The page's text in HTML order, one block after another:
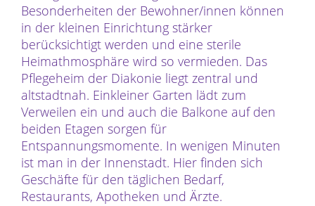
Besonderheiten der Bewohner/innen können
in der kleinen Einrichtung stärker
berücksichtigt werden und eine sterile
Heimathmosphäre wird so vermieden. Das
Pflegeheim der Diakonie liegt zentral und
altstadtnah. Einkleiner Garten lädt zum
Verweilen ein und auch die Balkone auf den
beiden Etagen sorgen für
Entspannungsmomente. In wenigen Minuten
ist man in der Innenstadt. Hier finden sich
Geschäfte für den täglichen Bedarf,
Restaurants, Apotheken und Ärzte.